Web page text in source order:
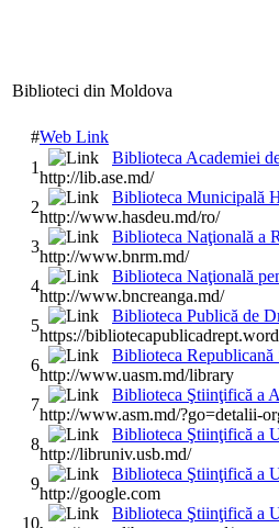
Biblioteci din Moldova
#Web Link
1
Biblioteca Academiei
http://lib.ase.md/
2
Biblioteca Municipală
http://www.hasdeu.md/ro/
3
Biblioteca Naţională a
http://www.bnrm.md/
4
Biblioteca Naţională
http://www.bncreanga.md/
5
Biblioteca Publică de
https://
6
Biblioteca
http://www.uasm.md/library
7
Biblioteca Ştiinţifică a
http://www.asm.md/?go=detalii-
8
Biblioteca Ştiinţifică a
http://libruniv.usb.md/
9
Biblioteca Ştiinţifică a
http://google.com
10
Biblioteca Ştiinţifică a